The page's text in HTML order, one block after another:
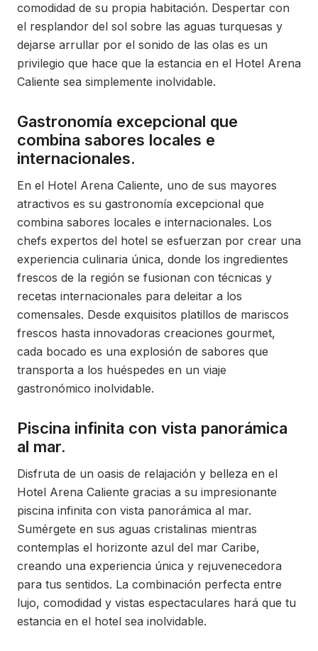
comodidad de su propia habitación. Despertar con
el resplandor del sol sobre las aguas turquesas y
dejarse arrullar por el sonido de las olas es un
privilegio que hace que la estancia en el Hotel Arena
Caliente sea simplemente inolvidable.
Gastronomía excepcional que
combina sabores locales e
internacionales.
En el Hotel Arena Caliente, uno de sus mayores
atractivos es su gastronomía excepcional que
combina sabores locales e internacionales. Los
chefs expertos del hotel se esfuerzan por crear una
experiencia culinaria única, donde los ingredientes
frescos de la región se fusionan con técnicas y
recetas internacionales para deleitar a los
comensales. Desde exquisitos platillos de mariscos
frescos hasta innovadoras creaciones gourmet,
cada bocado es una explosión de sabores que
transporta a los huéspedes en un viaje
gastronómico inolvidable.
Piscina infinita con vista panorámica
al mar.
Disfruta de un oasis de relajación y belleza en el
Hotel Arena Caliente gracias a su impresionante
piscina infinita con vista panorámica al mar.
Sumérgete en sus aguas cristalinas mientras
contemplas el horizonte azul del mar Caribe,
creando una experiencia única y rejuvenecedora
para tus sentidos. La combinación perfecta entre
lujo, comodidad y vistas espectaculares hará que tu
estancia en el hotel sea inolvidable.